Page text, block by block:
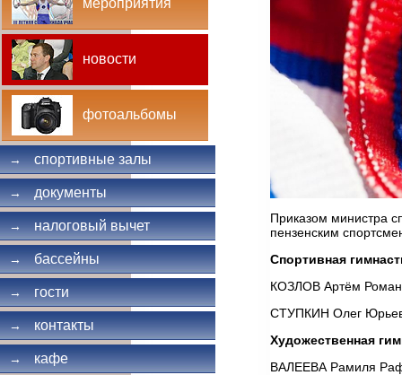
мероприятия
новости
фотоальбомы
→ спортивные залы
→ документы
→ налоговый вычет
→ бассейны
→ гости
→ контакты
→ кафе
Приказом министра
пензенским
Спортивная
КОЗЛОВ Артём
СТУПКИН Олег
Художественная
ВАЛЕЕВА Рамиля